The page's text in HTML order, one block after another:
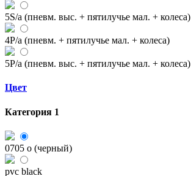
5S/a (пневм. выс. + пятилучье мал. + колеса)
4P/a (пневм. + пятилучье мал. + колеса)
5P/a (пневм. выс. + пятилучье мал. + колеса)
Цвет
Категория 1
0705 o (черный)
pvc black